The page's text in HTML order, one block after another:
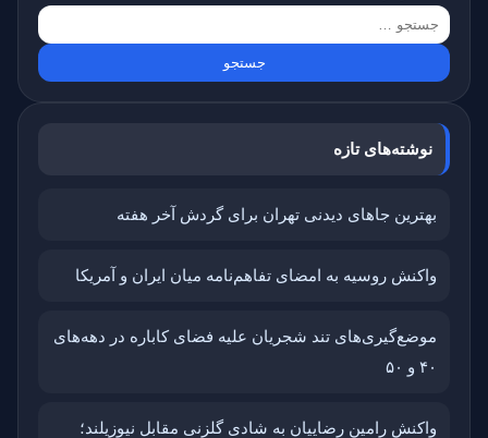
نوشته‌های تازه
بهترین جاهای دیدنی تهران برای گردش آخر هفته
واکنش روسیه به امضای تفاهم‌نامه میان ایران و آمریکا
موضع‌گیری‌های تند شجریان علیه فضای کاباره در دهه‌های
۴۰ و ۵۰
واکنش رامین رضاییان به شادی گلزنی مقابل نیوزیلند؛